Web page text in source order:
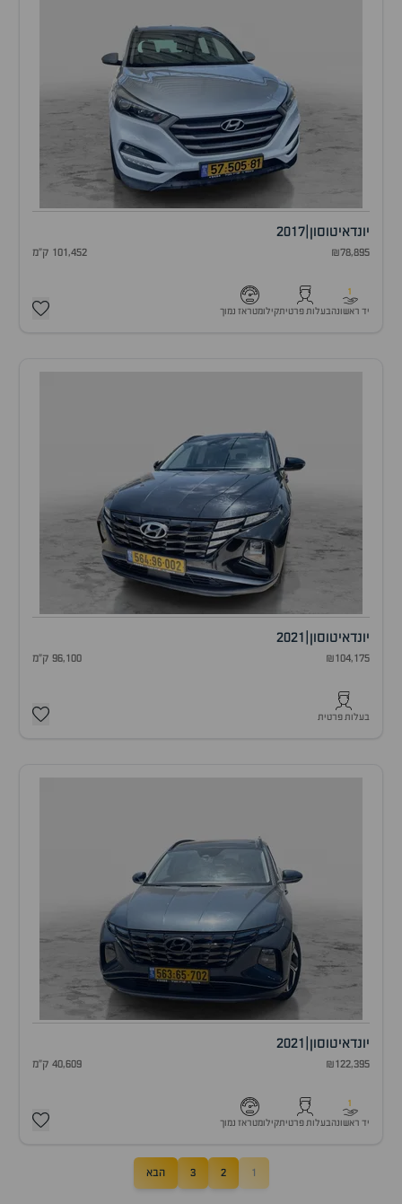
יונדאיטוסון 2017
₪78,895 101,452 ק"מ
1
יד ראשונהבעלות פרטיתקילומטראז נמוך
יונדאיטוסון 2021
₪104,175 96,100 ק"מ
בעלות פרטית
יונדאיטוסון 2021
₪122,395 40,609 ק"מ
1
יד ראשונהבעלות פרטיתקילומטראז נמוך
1
2
3 הבא